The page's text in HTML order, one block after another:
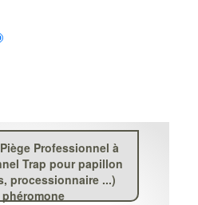
Professionnel à
Trap pour papillon
processionnaire ...)